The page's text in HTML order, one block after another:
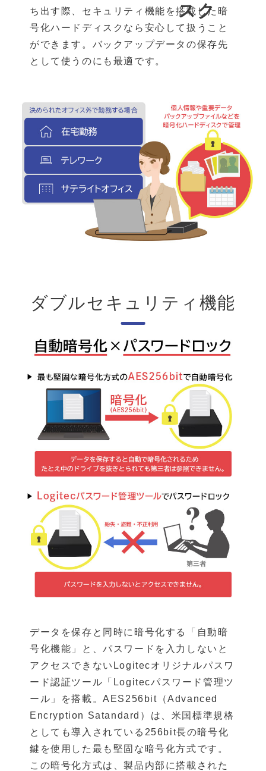
スク
ち出す際、セキュリティ機能を搭載した暗
号化ハードディスクなら安心して扱うこと
ができます。バックアップデータの保存先
として使うのにも最適です。
ダブルセキュリティ機能
データを保存と同時に暗号化する「自動暗
号化機能」と、パスワードを入力しないと
アクセスできないLogitecオリジナルパスワ
ード認証ツール「Logitecパスワード管理ツ
ール」を搭載。AES256bit（Advanced
Encryption Satandard）は、米国標準規格
としても導入されている256bit長の暗号化
鍵を使用した最も堅固な暗号化方式です。
この暗号化方式は、製品内部に搭載された